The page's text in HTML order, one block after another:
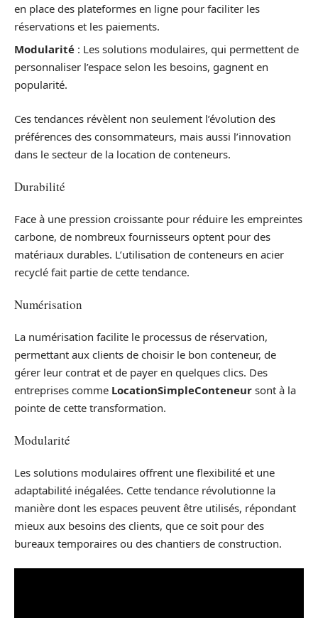
en place des plateformes en ligne pour faciliter les
réservations et les paiements.
Modularité : Les solutions modulaires, qui permettent de
personnaliser l’espace selon les besoins, gagnent en
popularité.
Ces tendances révèlent non seulement l’évolution des
préférences des consommateurs, mais aussi l’innovation
dans le secteur de la location de conteneurs.
Durabilité
Face à une pression croissante pour réduire les empreintes
carbone, de nombreux fournisseurs optent pour des
matériaux durables. L’utilisation de conteneurs en acier
recyclé fait partie de cette tendance.
Numérisation
La numérisation facilite le processus de réservation,
permettant aux clients de choisir le bon conteneur, de
gérer leur contrat et de payer en quelques clics. Des
entreprises comme LocationSimpleConteneur sont à la
pointe de cette transformation.
Modularité
Les solutions modulaires offrent une flexibilité et une
adaptabilité inégalées. Cette tendance révolutionne la
manière dont les espaces peuvent être utilisés, répondant
mieux aux besoins des clients, que ce soit pour des
bureaux temporaires ou des chantiers de construction.